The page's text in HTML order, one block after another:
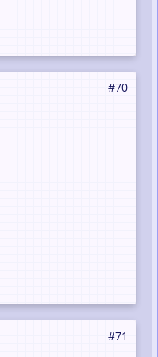
#70
#71